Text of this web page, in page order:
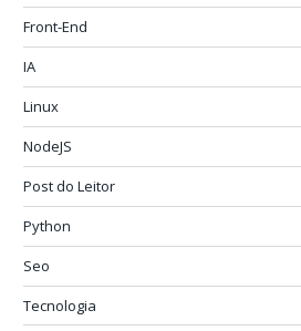
Front-End
IA
Linux
NodeJS
Post do Leitor
Python
Seo
Tecnologia